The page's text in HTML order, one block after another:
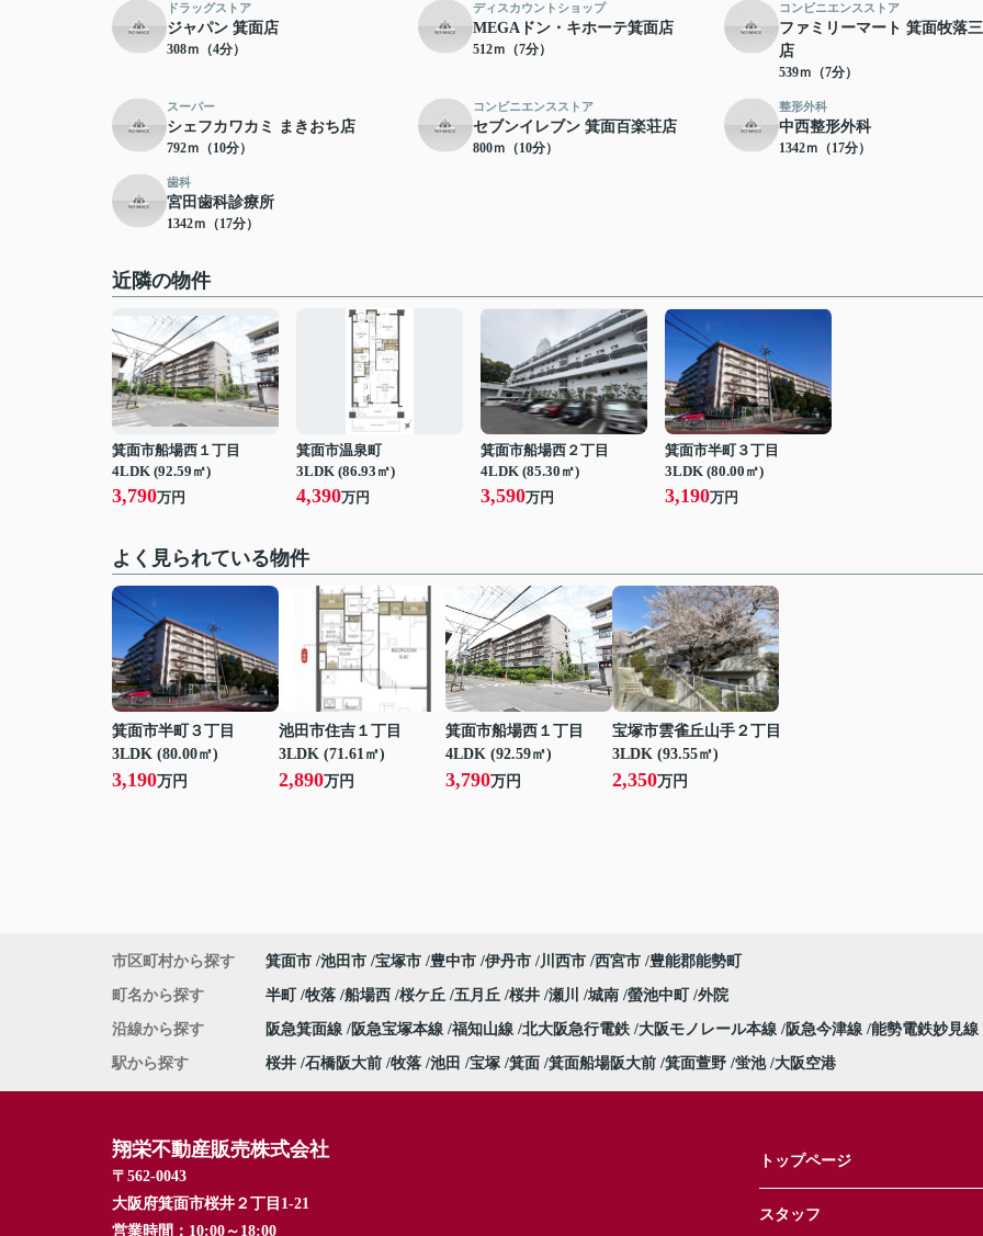
ドラッグストア
ジャパン 箕面店
308ｍ（4分）
ディスカウントショップ
MEGAドン・キホーテ箕面店
512ｍ（7分）
コンビニエンスストア
ファミリーマート 箕面牧落
店
539ｍ（7分）
スーパー
シェフカワカミ まきおち店
792ｍ（10分）
コンビニエンスストア
セブンイレブン 箕面百楽荘店
800ｍ（10分）
整形外科
中西整形外科
1342ｍ（17分）
歯科
宮田歯科診療所
1342ｍ（17分）
近隣の物件
箕面市船場西１丁目
4LDK (92.59㎡)
3,790万円
箕面市温泉町
3LDK (86.93㎡)
4,390万円
箕面市船場西２丁目
4LDK (85.30㎡)
3,590万円
箕面市半町３丁目
3LDK (80.00㎡)
3,190万円
よく見られている物件
箕面市半町３丁目
3LDK (80.00㎡)
3,190万円
池田市住吉１丁目
3LDK (71.61㎡)
2,890万円
箕面市船場西１丁目
4LDK (92.59㎡)
3,790万円
宝塚市雲雀丘山手２丁目
3LDK (93.55㎡)
2,350万円
市区町村から探す 箕面市 池田市 宝塚市 豊中市 伊丹市 川西市 西宮市 豊能郡能勢町
町名から探す 半町 牧落 船場西 桜ケ丘 五月丘 桜井 瀬川 城南 螢池中町 外院
沿線から探す 阪急箕面線 阪急宝塚本線 福知山線 北大阪急行電鉄 大阪モノレール本線 阪急今津線 能勢電鉄妙見線
駅から探す 桜井 石橋阪大前 牧落 池田 宝塚 箕面 箕面船場阪大前 箕面萱野 蛍池 大阪空港
翔栄不動産販売株式会社
〒562-0043
大阪府箕面市桜井２丁目1-21
営業時間： 10:00～18:00
トップページ
スタッフ